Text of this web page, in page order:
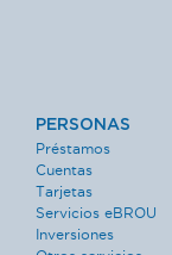
PERSONAS
Préstamos
Cuentas
Tarjetas
Servicios eBROU
Inversiones